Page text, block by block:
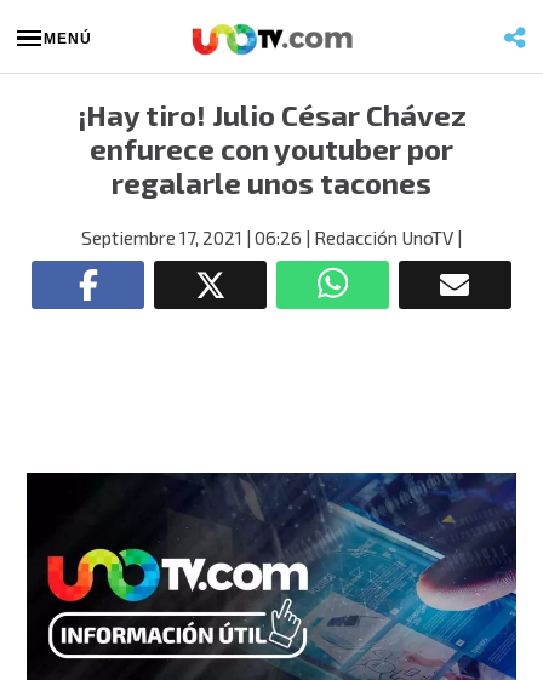
MENÚ
¡Hay tiro! Julio César Chávez
enfurece con youtuber por
regalarle unos tacones
Septiembre 17, 2021 | 06:26 | Redacción UnoTV |